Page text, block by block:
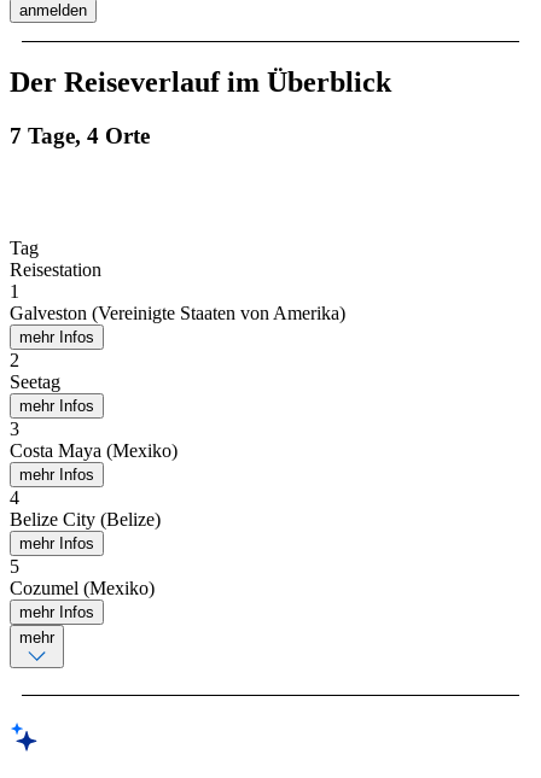
anmelden
Der Reiseverlauf im Überblick
7 Tage, 4 Orte
Tag
Reisestation
1
Galveston (Vereinigte Staaten von Amerika)
mehr Infos
2
Seetag
mehr Infos
3
Costa Maya (Mexiko)
mehr Infos
4
Belize City (Belize)
mehr Infos
5
Cozumel (Mexiko)
mehr Infos
mehr